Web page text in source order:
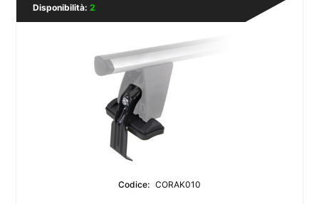
Disponibilità: 2
Codice: CORAK010